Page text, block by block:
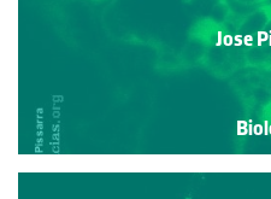
Jose